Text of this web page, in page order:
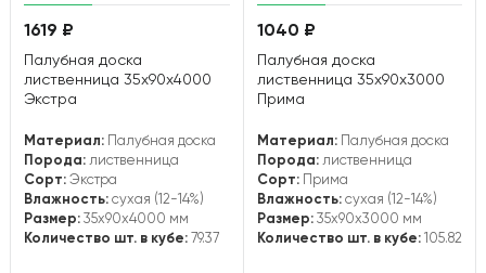
1619 ₽
Палубная доска
лиственница 35х90х4000
Экстра
Материал: Палубная доска
Порода: лиственница
Сорт: Экстра
Влажность: сухая (12-14%)
Размер: 35x90x4000 мм
Количество шт. в кубе: 79.37
1040 ₽
Палубная доска
лиственница 35х90х3000
Прима
Материал:Палубная доска
Порода:лиственница
Сорт:Прима
Влажность:сухая (12-14%)
Размер:35x90x3000 мм
Количество шт. в кубе:105.82